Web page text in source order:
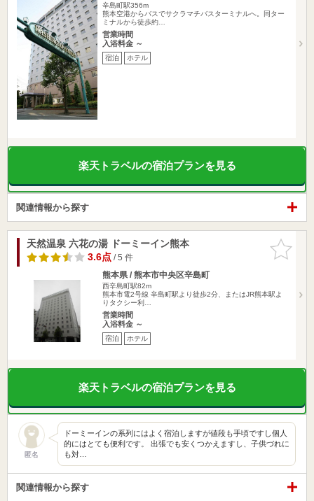
辛島町駅356m
熊本空港からバスでサクラマチバスターミナルへ。同ター
ミナルから徒歩約…
営業時間
入浴料金 ～
宿泊 ホテル
楽天トラベルの宿泊プランを見る
関連情報から探す
お気に入
りに追加
天然温泉 六花の湯 ドーミーイン熊本
3.6点/ 5 件
熊本県 / 熊本市中央区辛島町
西辛島町駅82m
熊本市電2号線 辛島町駅より徒歩2分、またはJR熊本駅よ
りタクシー利…
営業時間
入浴料金 ～
宿泊 ホテル
楽天トラベルの宿泊プランを見る
匿名
ドーミーインの系列にはよく宿泊しますが値段も手頃ですし個人
的にはとても便利です。 出張でも安くつかえますし、子供づれに
も対…
関連情報から探す